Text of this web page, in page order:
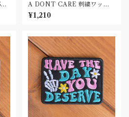
A DONT CARE 刺繍ワッペ
ン Patch
¥1,210